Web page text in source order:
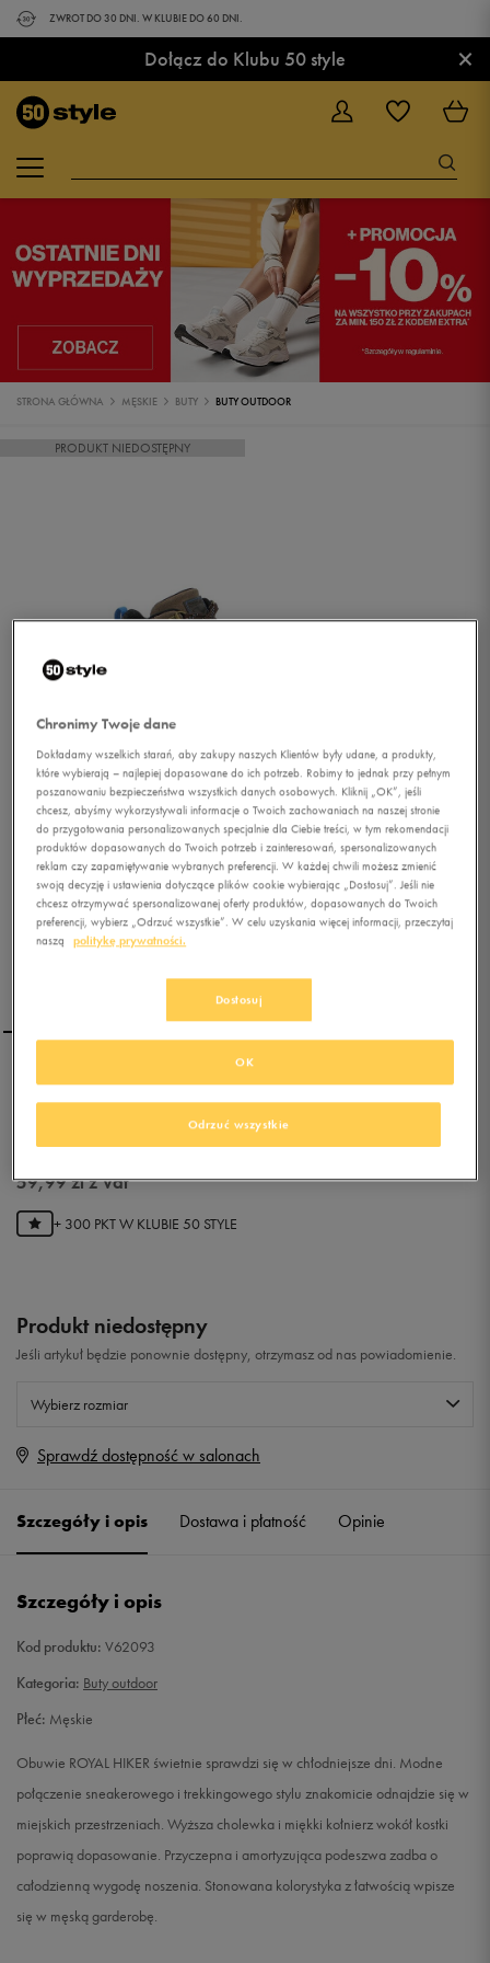
ZWROT DO 30 DNI. W KLUBIE DO 60 DNI.
Dołącz do Klubu 50 style ×
STRONA GŁÓWNA MĘSKIE BUTY BUTY OUTDOOR
PRODUKT NIEDOSTĘPNY
REEBOK ROYAL HIKER
59,99złz Vat
+ 300 PKT W KLUBIE 50 STYLE
Produkt niedostępny
Jeśli artykuł będzie ponownie dostępny, otrzymasz od nas powiadomienie.
Wybierz rozmiar
Rozmiary EU
42,5 27,5 cm
43
44 28,5 cm Powiadom o dostępności
29,5 cm Powiadom o dostępności
Sprawdź dostępność w salonach
Szczegóły i opis Dostawa i płatność Opinie
Szczegóły i opis
Kod produktu: V62093
Kategoria: Buty outdoor
Płeć: Męskie
Obuwie ROYAL HIKER świetnie sprawdzi się w chłodniejsze dni. Modne
połączenie sneakerowego i trekkingowego stylu znakomicie odnajdzie się w
miejskich przestrzeniach. Wyższa cholewka i miękki kołnierz wokół kostki
poprawią dopasowanie. Przyczepna i amortyzująca podeszwa zadba o
całodzienną wygodę noszenia. Stonowana kolorystyka z łatwością wpisze
się w męską garderobę.
Chronimy Twoje dane
Dokładamy wszelkich starań, aby zakupy naszych Klientów były udane, a produkty,
które wybierają – najlepiej dopasowane do ich potrzeb. Robimy to jednak przy pełnym
poszanowaniu bezpieczeństwa wszystkich danych osobowych. Kliknij „OK”, jeśli
chcesz, abyśmy wykorzystywali informacje o Twoich zachowaniach na naszej stronie
do przygotowania personalizowanych specjalnie dla Ciebie treści, w tym rekomendacji
produktów dopasowanych do Twoich potrzeb i zainteresowań, spersonalizowanych
reklam czy zapamiętywanie wybranych preferencji. W każdej chwili możesz zmienić
swoją decyzję i ustawienia dotyczące plików cookie wybierając „Dostosuj”. Jeśli nie
chcesz otrzymywać spersonalizowanej oferty produktów, dopasowanych do Twoich
preferencji, wybierz „Odrzuć wszystkie”. W celu uzyskania więcej informacji, przeczytaj
naszą
politykę prywatności.
Dostosuj
Odrzuć wszystkie
OK